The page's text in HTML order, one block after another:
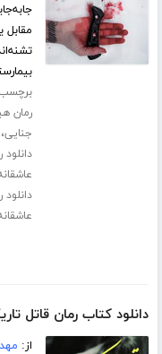
مقابل
رمان
جنایی
دانلود کتاب رمان قاتل
از: